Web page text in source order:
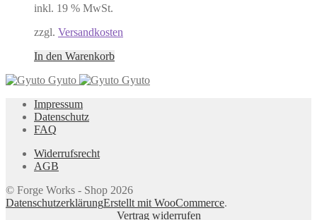
inkl. 19 % MwSt.
zzgl. Versandkosten
In den Warenkorb
Gyuto
Gyuto
Impressum
Datenschutz
FAQ
Widerrufsrecht
AGB
© Forge Works - Shop 2026
DatenschutzerklärungErstellt mit WooCommerce.
Vertrag widerrufen